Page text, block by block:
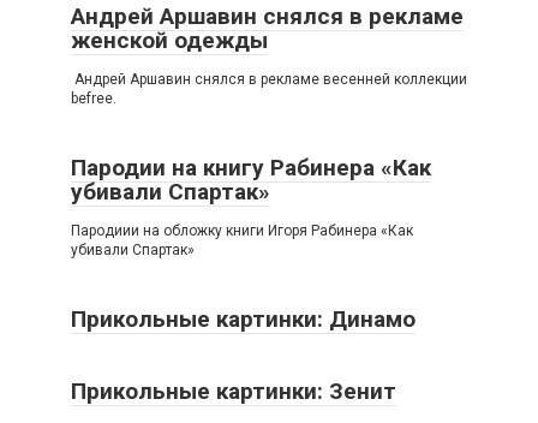
Андрей Аршавин снялся в рекламе
женской одежды
Андрей Аршавин снялся в рекламе весенней коллекции
befree.
Пародии на книгу Рабинера «Как
убивали Спартак»
Пародиии на обложку книги Игоря Рабинера «Как
убивали Спартак»
Прикольные картинки: Динамо
Прикольные картинки: Зенит